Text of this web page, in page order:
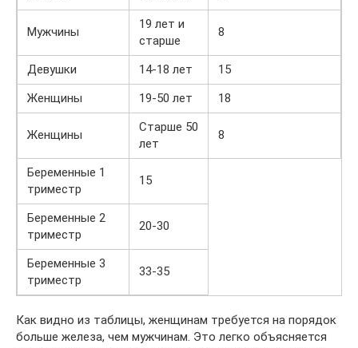
Мужчины
19 лет и
старше
8
Девушки 14-18 лет
15
Женщины
19-50 лет 18
Женщины
Старше 50
лет
8
Беременные 1
триместр
15
Беременные 2
триместр
20-30
Беременные 3
триместр
33-35
Как видно из таблицы, женщинам требуется на порядок
больше железа, чем мужчинам. Это легко объясняется